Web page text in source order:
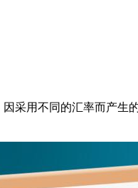
采用不同的汇率而产